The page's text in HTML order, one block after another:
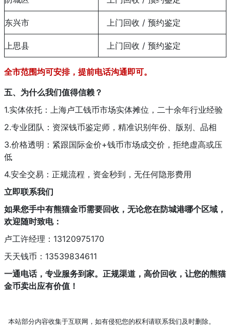
东兴市 上门回收 / 预约鉴定
上思县 上门回收 / 预约鉴定
全市范围均可安排，提前电话沟通即可。
五、为什么我们值得信赖？
1.实体依托：上海卢工钱币市场实体摊位，二十余年行业经验
2.专业团队：资深钱币鉴定师，精准识别年份、版别、品相
3.价格透明：紧跟国际金价+钱币市场成交价，拒绝虚高或压
低
4.安全交易：正规流程，资金秒到，无任何隐形费用
立即联系我们
如果您手中有熊猫金币需要回收，无论您在防城港哪个区域，
欢迎随时致电：
卢工许经理：13120975170
天天钱币：13539834611
一通电话，专业服务到家。正规渠道，高价回收，让您的熊猫
金币卖出应有价值！
本站部分内容收集于互联网，如有侵犯您的权利请联系我们及时删除。